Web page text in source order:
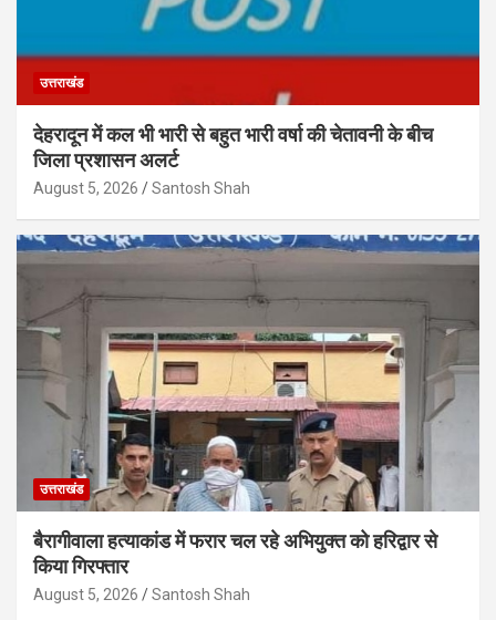
उत्तराखंड
देहरादून में कल भी भारी से बहुत भारी वर्षा की चेतावनी के बीच
जिला प्रशासन अलर्ट
August 5, 2026 Santosh Shah
उत्तराखंड
बैरागीवाला हत्याकांड में फरार चल रहे अभियुक्त को हरिद्वार से
किया गिरफ्तार
August 5, 2026 Santosh Shah